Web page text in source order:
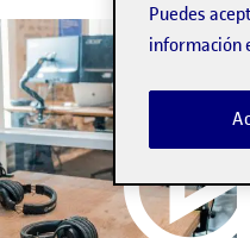
Puedes
información